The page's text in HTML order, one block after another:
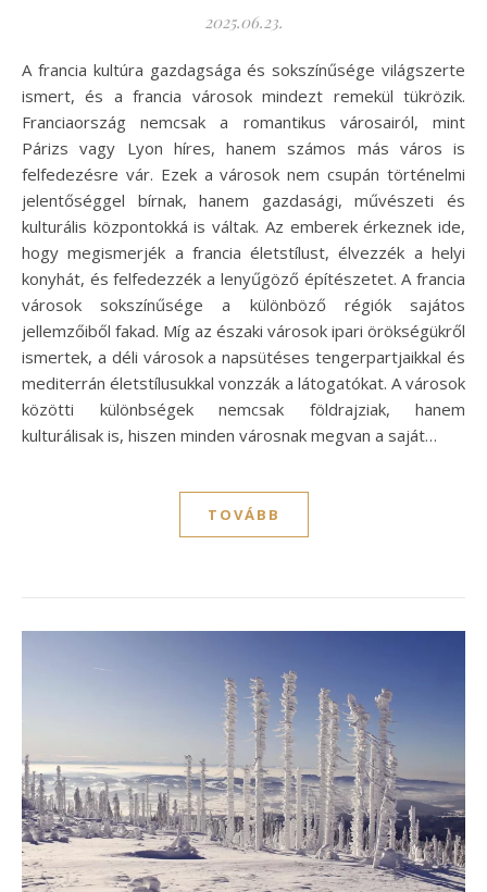
2025.06.23.
A francia kultúra gazdagsága és sokszínűsége világszerte
ismert, és a francia városok mindezt remekül tükrözik.
Franciaország nemcsak a romantikus városairól, mint
Párizs vagy Lyon híres, hanem számos más város is
felfedezésre vár. Ezek a városok nem csupán történelmi
jelentőséggel bírnak, hanem gazdasági, művészeti és
kulturális központokká is váltak. Az emberek érkeznek ide,
hogy megismerjék a francia életstílust, élvezzék a helyi
konyhát, és felfedezzék a lenyűgöző építészetet. A francia
városok sokszínűsége a különböző régiók sajátos
jellemzőiből fakad. Míg az északi városok ipari örökségükről
ismertek, a déli városok a napsütéses tengerpartjaikkal és
mediterrán életstílusukkal vonzzák a látogatókat. A városok
közötti különbségek nemcsak földrajziak, hanem
kulturálisak is, hiszen minden városnak megvan a saját…
TOVÁBB